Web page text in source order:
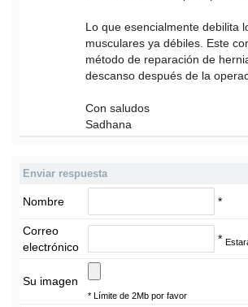
Lo que esencialmente debilita
musculares ya débiles. Este
método de reparación de
descanso después de la
Con saludos
Sadhana
Enviar respuesta
Nombre *
Correo
electrónico
*
Su imagen
* Límite de 2Mb por favor